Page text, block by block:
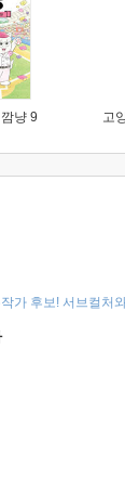
냥 9
가 후보! 서브컬처